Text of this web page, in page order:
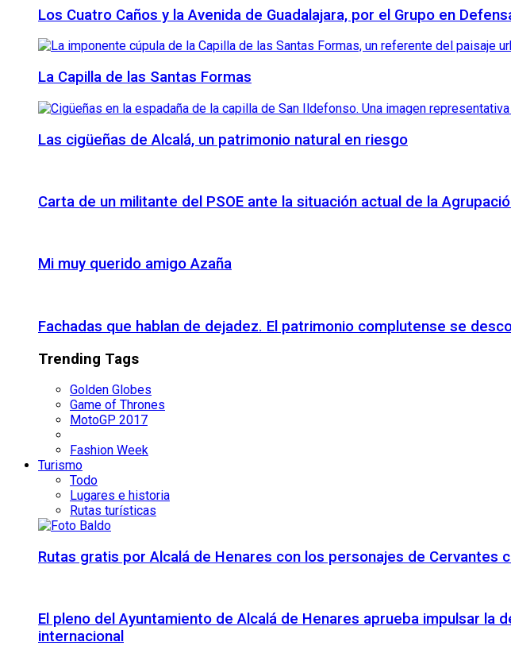
Los Cuatro Caños y la Avenida de Guadalajara, por el Grupo en
La Capilla de las Santas Formas
Las cigüeñas de Alcalá, un patrimonio natural en riesgo
Carta de un militante del PSOE ante la situación actual de la
Mi muy querido amigo Azaña
Fachadas que hablan de dejadez. El patrimonio complutense se
Trending Tags
Golden Globes
Game of Thrones
MotoGP 2017
Fashion Week
Turismo
Todo
Lugares e historia
Rutas turísticas
Rutas gratis por Alcalá de Henares con los personajes de
El pleno del Ayuntamiento de Alcalá de Henares aprueba impulsar
internacional